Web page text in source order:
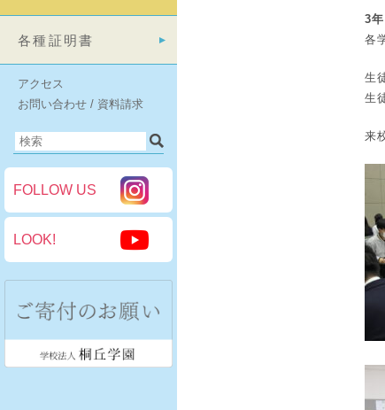
各種証明書
アクセス
お問い合わせ / 資料請求
FOLLOW US
LOOK!
3
各
生
生
来